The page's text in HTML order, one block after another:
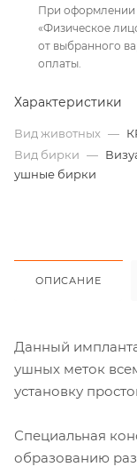
При оформлении
«Физическое
от выбранного
оплаты.
Характеристики
Вид животных —
Вид бирки —
ушные бирки
ОПИСАНИЕ
Данный
ушных меток
установку
Специальная
образованию